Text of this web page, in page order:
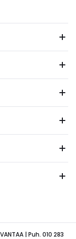
| Puh. 010 283